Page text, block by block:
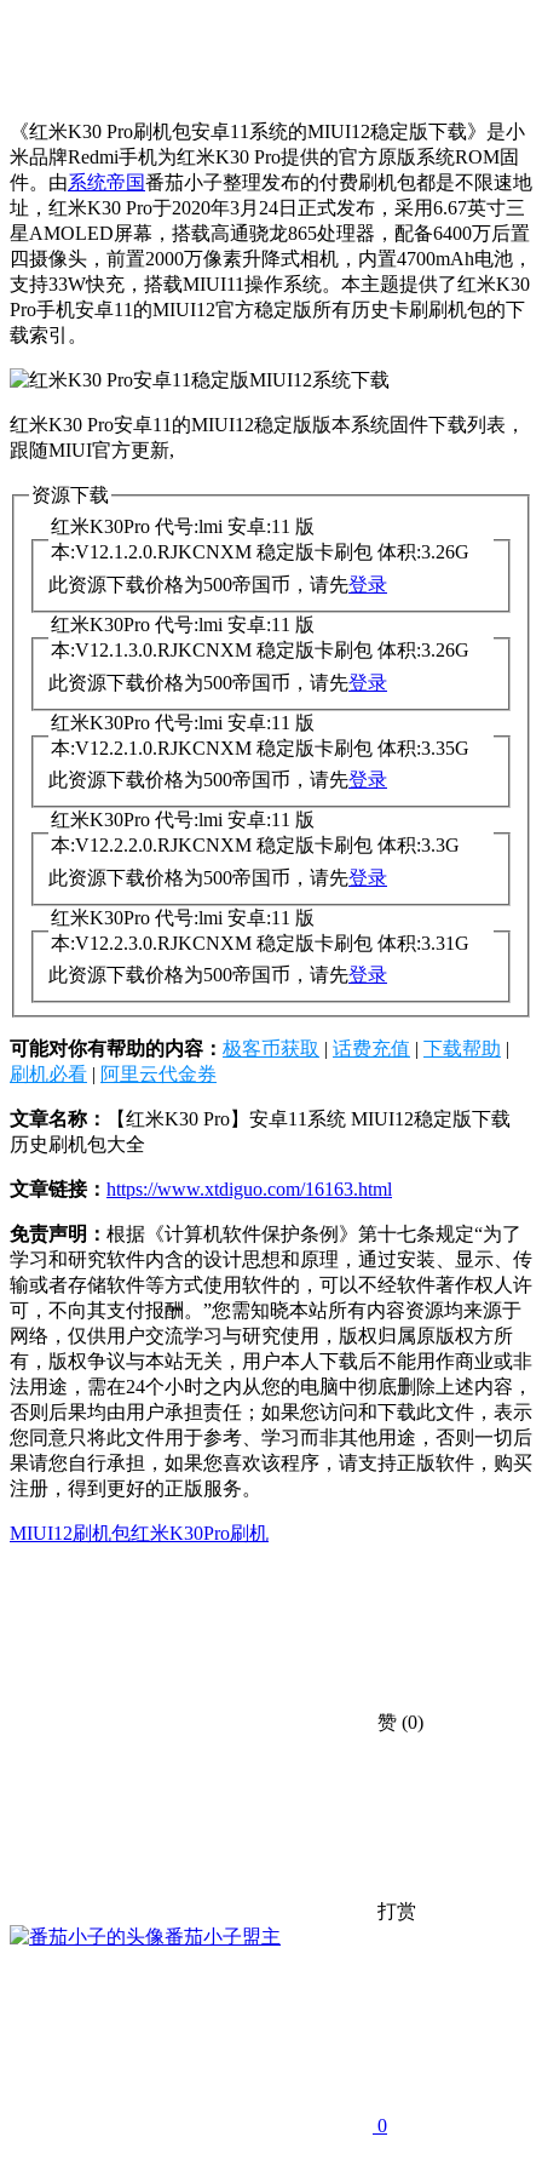
《红米K30 Pro刷机包安卓11系统的MIUI12稳定版下载》是小
米品牌Redmi手机为红米K30 Pro提供的官方原版系统ROM固
件。由系统帝国番茄小子整理发布的付费刷机包都是不限速地
址，红米K30 Pro于2020年3月24日正式发布，采用6.67英寸三
星AMOLED屏幕，搭载高通骁龙865处理器，配备6400万后置
四摄像头，前置2000万像素升降式相机，内置4700mAh电池，
支持33W快充，搭载MIUI11操作系统。本主题提供了红米K30
Pro手机安卓11的MIUI12官方稳定版所有历史卡刷刷机包的下
载索引。
红米K30 Pro安卓11的MIUI12稳定版版本系统固件下载列表，
跟随MIUI官方更新,
资源下载
红米K30Pro 代号:lmi 安卓:11 版
本:V12.1.2.0.RJKCNXM 稳定版卡刷包 体积:3.26G
此资源下载价格为500帝国币，请先登录
红米K30Pro 代号:lmi 安卓:11 版
本:V12.1.3.0.RJKCNXM 稳定版卡刷包 体积:3.26G
此资源下载价格为500帝国币，请先登录
红米K30Pro 代号:lmi 安卓:11 版
本:V12.2.1.0.RJKCNXM 稳定版卡刷包 体积:3.35G
此资源下载价格为500帝国币，请先登录
红米K30Pro 代号:lmi 安卓:11 版
本:V12.2.2.0.RJKCNXM 稳定版卡刷包 体积:3.3G
此资源下载价格为500帝国币，请先登录
红米K30Pro 代号:lmi 安卓:11 版
本:V12.2.3.0.RJKCNXM 稳定版卡刷包 体积:3.31G
此资源下载价格为500帝国币，请先登录
可能对你有帮助的内容： 极客币获取 | 话费充值 | 下载帮助 |
刷机必看 | 阿里云代金券
文章名称：
【红米K30 Pro】安卓11系统 MIUI12稳定版下载
历史刷机包大全
文章链接： https://www.xtdiguo.com/16163.html
免责声明： 根据《计算机软件保护条例》第十七条规定“为了
学习和研究软件内含的设计思想和原理，通过安装、显示、传
输或者存储软件等方式使用软件的，可以不经软件著作权人许
可，不向其支付报酬。”您需知晓本站所有内容资源均来源于
网络，仅供用户交流学习与研究使用，版权归属原版权方所
有，版权争议与本站无关，用户本人下载后不能用作商业或非
法用途，需在24个小时之内从您的电脑中彻底删除上述内容，
否则后果均由用户承担责任；如果您访问和下载此文件，表示
您同意只将此文件用于参考、学习而非其他用途，否则一切后
果请您自行承担，如果您喜欢该程序，请支持正版软件，购买
注册，得到更好的正版服务。
MIUI12刷机包红米K30Pro刷机
赞 (0)
打赏
番茄小子盟主
0